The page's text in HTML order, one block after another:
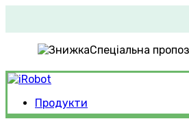
Спеціальна
Продукти